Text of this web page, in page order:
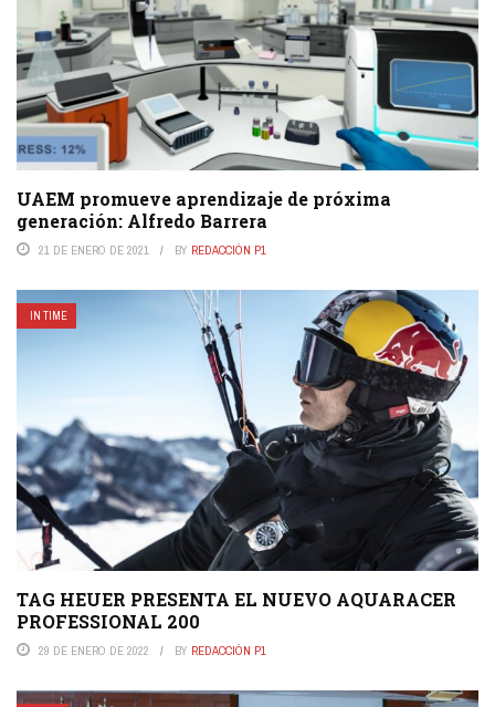
UAEM promueve aprendizaje de próxima
generación: Alfredo Barrera
21 DE ENERO DE 2021 BY REDACCIÓN P1
IN TIME
TAG HEUER PRESENTA EL NUEVO AQUARACER
PROFESSIONAL 200
29 DE ENERO DE 2022 BY REDACCIÓN P1